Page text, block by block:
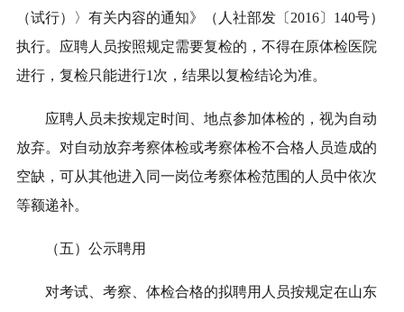
（试行）〉有关内容的通知》（人社部发〔2016〕140号）
执行。应聘人员按照规定需要复检的，不得在原体检医院
进行，复检只能进行1次，结果以复检结论为准。
应聘人员未按规定时间、地点参加体检的，视为自动
放弃。对自动放弃考察体检或考察体检不合格人员造成的
空缺，可从其他进入同一岗位考察体检范围的人员中依次
等额递补。
（五）公示聘用
对考试、考察、体检合格的拟聘用人员按规定在山东